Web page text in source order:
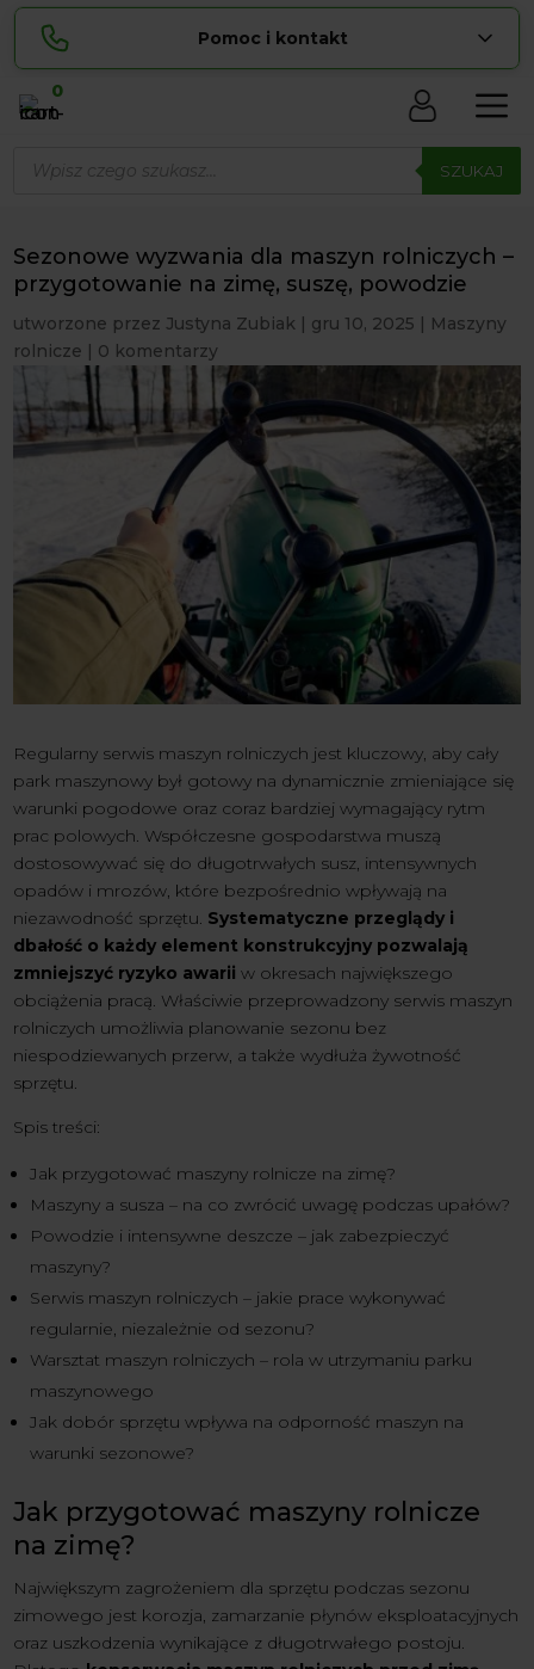
Pomoc i kontakt
Sylwia
pokaż numer
729 856 ...
zamowienia@ ... pokaż e-mail
biuro@ ... pokaż e-mail
Biuro obsługi klienta czynne Pn-Sb: 8:00 – 20:00
0
produktów SZUKAJ
Sezonowe wyzwania dla maszyn rolniczych –
przygotowanie na zimę, suszę, powodzie
utworzone przez Justyna Zubiak | gru 10, 2025 | Maszyny
rolnicze | 0 komentarzy
Regularny serwis maszyn rolniczych jest kluczowy, aby cały
park maszynowy był gotowy na dynamicznie zmieniające się
warunki pogodowe oraz coraz bardziej wymagający rytm
prac polowych. Współczesne gospodarstwa muszą
dostosowywać się do długotrwałych susz, intensywnych
opadów i mrozów, które bezpośrednio wpływają na
niezawodność sprzętu. Systematyczne przeglądy i
dbałość o każdy element konstrukcyjny pozwalają
zmniejszyć ryzyko awarii w okresach największego
obciążenia pracą. Właściwie przeprowadzony serwis maszyn
rolniczych umożliwia planowanie sezonu bez
niespodziewanych przerw, a także wydłuża żywotność
sprzętu.
Spis treści:
Jak przygotować maszyny rolnicze na zimę?
Maszyny a susza – na co zwrócić uwagę podczas upałów?
Powodzie i intensywne deszcze – jak zabezpieczyć
maszyny?
Serwis maszyn rolniczych – jakie prace wykonywać
regularnie, niezależnie od sezonu?
Warsztat maszyn rolniczych – rola w utrzymaniu parku
maszynowego
Jak dobór sprzętu wpływa na odporność maszyn na
warunki sezonowe?
Jak przygotować maszyny rolnicze
na zimę?
Największym zagrożeniem dla sprzętu podczas sezonu
zimowego jest korozja, zamarzanie płynów eksploatacyjnych
oraz uszkodzenia wynikające z długotrwałego postoju.